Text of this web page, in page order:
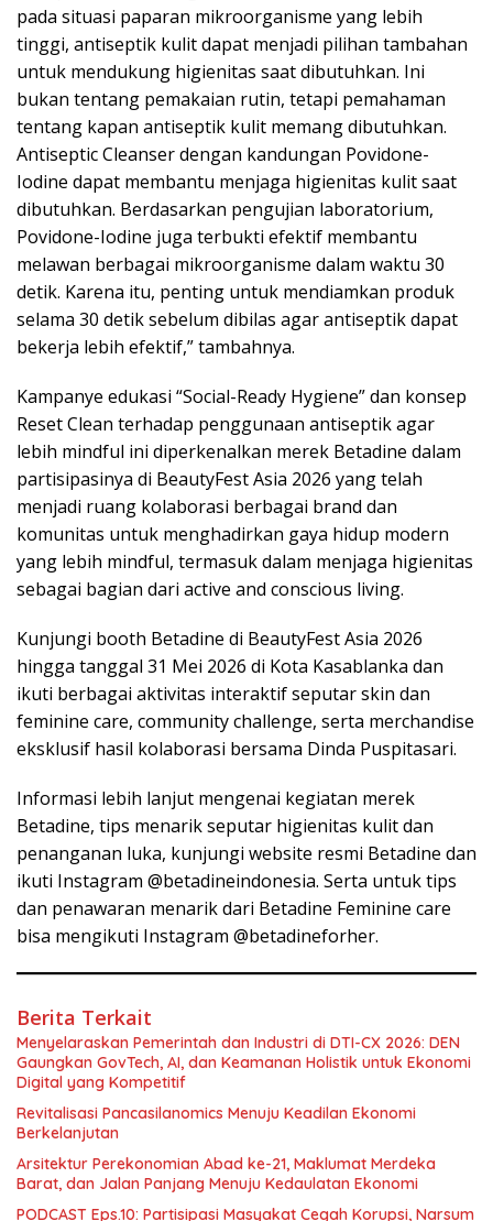
pada situasi paparan mikroorganisme yang lebih
tinggi, antiseptik kulit dapat menjadi pilihan tambahan
untuk mendukung higienitas saat dibutuhkan. Ini
bukan tentang pemakaian rutin, tetapi pemahaman
tentang kapan antiseptik kulit memang dibutuhkan.
Antiseptic Cleanser dengan kandungan Povidone-
Iodine dapat membantu menjaga higienitas kulit saat
dibutuhkan. Berdasarkan pengujian laboratorium,
Povidone-Iodine juga terbukti efektif membantu
melawan berbagai mikroorganisme dalam waktu 30
detik. Karena itu, penting untuk mendiamkan produk
selama 30 detik sebelum dibilas agar antiseptik dapat
bekerja lebih efektif,” tambahnya.
Kampanye edukasi “Social-Ready Hygiene” dan konsep
Reset Clean terhadap penggunaan antiseptik agar
lebih mindful ini diperkenalkan merek Betadine dalam
partisipasinya di BeautyFest Asia 2026 yang telah
menjadi ruang kolaborasi berbagai brand dan
komunitas untuk menghadirkan gaya hidup modern
yang lebih mindful, termasuk dalam menjaga higienitas
sebagai bagian dari active and conscious living.
Kunjungi booth Betadine di BeautyFest Asia 2026
hingga tanggal 31 Mei 2026 di Kota Kasablanka dan
ikuti berbagai aktivitas interaktif seputar skin dan
feminine care, community challenge, serta merchandise
eksklusif hasil kolaborasi bersama Dinda Puspitasari.
Informasi lebih lanjut mengenai kegiatan merek
Betadine, tips menarik seputar higienitas kulit dan
penanganan luka, kunjungi website resmi Betadine dan
ikuti Instagram @betadineindonesia. Serta untuk tips
dan penawaran menarik dari Betadine Feminine care
bisa mengikuti Instagram @betadineforher.
Berita Terkait
Menyelaraskan Pemerintah dan Industri di DTI-CX 2026: DEN
Gaungkan GovTech, AI, dan Keamanan Holistik untuk Ekonomi
Digital yang Kompetitif
Revitalisasi Pancasilanomics Menuju Keadilan Ekonomi
Berkelanjutan
Arsitektur Perekonomian Abad ke-21, Maklumat Merdeka
Barat, dan Jalan Panjang Menuju Kedaulatan Ekonomi
PODCAST Eps.10: Partisipasi Masyakat Cegah Korupsi, Narsum